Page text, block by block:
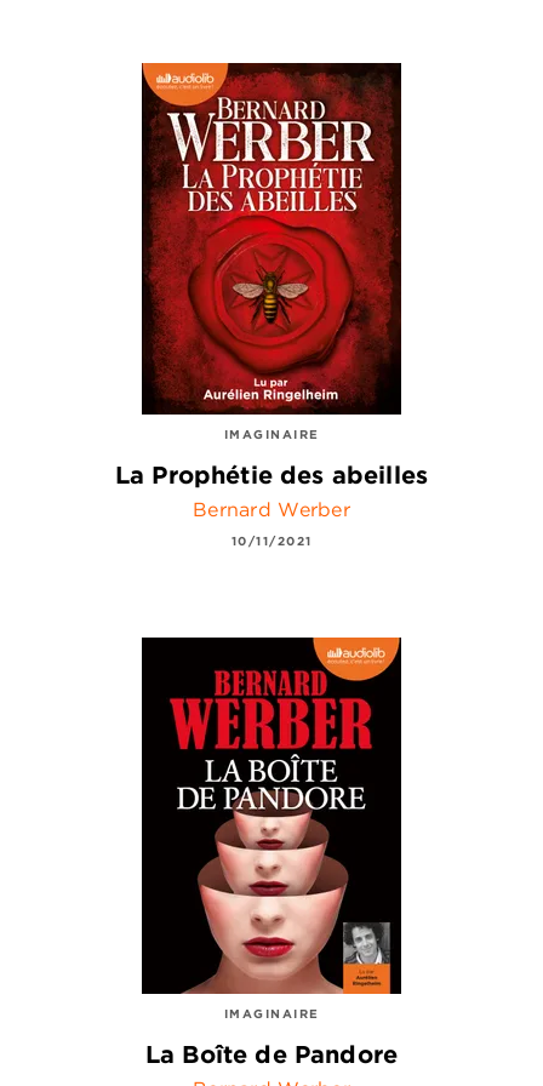
IMAGINAIRE
La Prophétie des abeilles
Bernard Werber
10/11/2021
IMAGINAIRE
La Boîte de Pandore